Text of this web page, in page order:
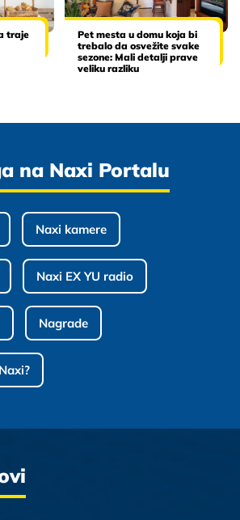
traje
Pet mesta u domu koja bi
trebalo da osvežite svake
sezone: Mali detalji prave
veliku razliku
na Naxi Portalu
Naxi kamere
Naxi EX YU radio
Nagrade